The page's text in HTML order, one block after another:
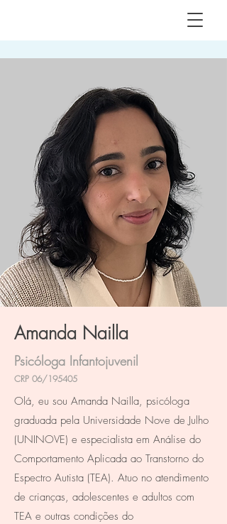
Amanda Nailla
Psicóloga Infantojuvenil
CRP 06/195405
Olá, eu sou Amanda Nailla, psicóloga
graduada pela Universidade Nove de Julho
(UNINOVE) e especialista em Análise do
Comportamento Aplicada ao Transtorno do
Espectro Autista (TEA). Atuo no atendimento
de crianças, adolescentes e adultos com
TEA e outras condições do